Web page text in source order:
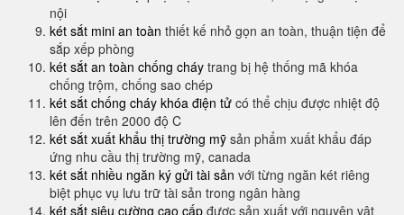
nội
két sắt mini an toàn thiết kế nhỏ gọn an toàn, thuận tiện để
sắp xếp phòng
két sắt an toàn chống cháy trang bị hệ thống mã khóa
chống trộm, chống sao chép
két sắt chống cháy khóa điện tử có thể chịu được nhiệt độ
lên đến trên 2000 độ C
két sắt xuất khẩu thị trường mỹ sản phẩm xuất khẩu đáp
ứng nhu cầu thị trường mỹ, canada
két sắt nhiều ngăn ký gửi tài sản với từng ngăn két riêng
biệt phục vụ lưu trữ tài sản trong ngân hàng
két sắt siêu cường cao cấp được sản xuất với nguyên vật